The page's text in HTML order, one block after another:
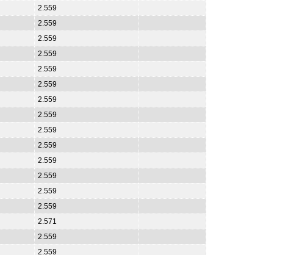
2.559
2.559
2.559
2.559
2.559
2.559
2.559
2.559
2.559
2.559
2.559
2.559
2.559
2.559
2.571
2.559
2.559